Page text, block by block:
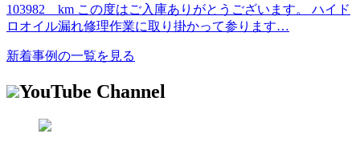
103982 km この度はご入庫ありがとうございます。 ハイド
ロオイル漏れ修理作業に取り掛かって参ります…
新着事例の一覧を見る
YouTube Channel